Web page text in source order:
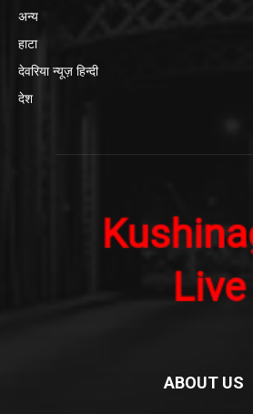
अन्य
हाटा
देवरिया न्यूज़ हिन्दी
देश
ABOUT US